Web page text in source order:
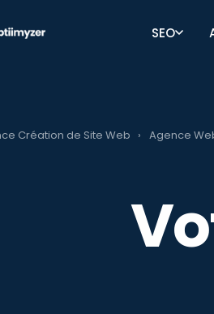
SEO
Création de Site Web › Agence